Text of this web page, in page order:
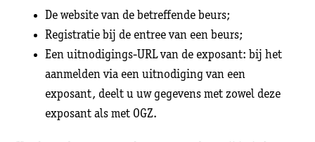
De website van de betreffende beurs;
Registratie bij de entree van een beurs;
Een uitnodigings-URL van de exposant: bij het
aanmelden via een uitnodiging van een
exposant, deelt u uw gegevens met zowel deze
exposant als met OGZ.